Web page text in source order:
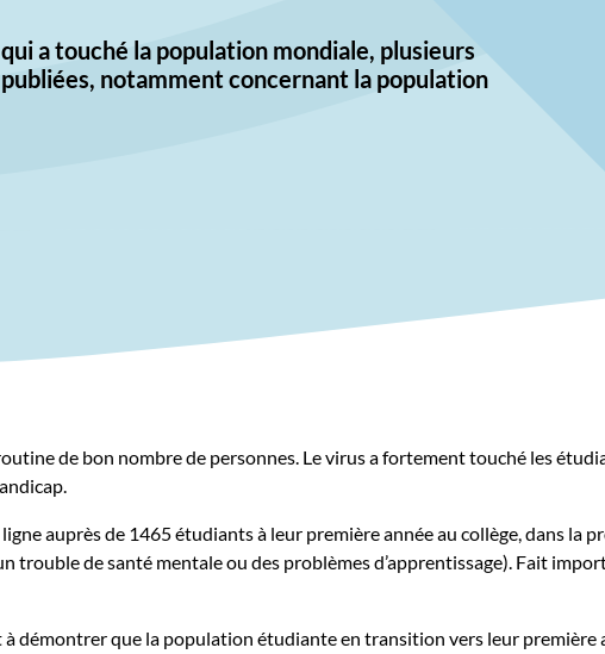
a touché la population mondiale, plusieurs
notamment concernant la population
de bon nombre de personnes. Le virus a fortement touché les
auprès de 1465 étudiants à leur première année au collège, dans la
trouble de santé mentale ou des problèmes d’apprentissage). Fait
démontrer que la population étudiante en transition vers leur première